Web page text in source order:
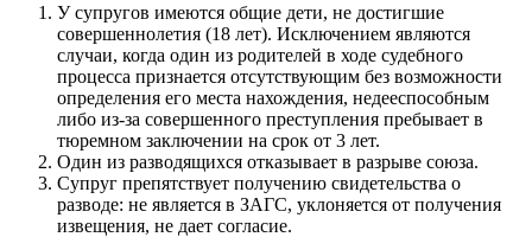
У супругов имеются общие дети, не достигшие
совершеннолетия (18 лет). Исключением являются
случаи, когда один из родителей в ходе судебного
процесса признается отсутствующим без возможности
определения его места нахождения, недееспособным
либо из-за совершенного преступления пребывает в
тюремном заключении на срок от 3 лет.
Один из разводящихся отказывает в разрыве союза.
Супруг препятствует получению свидетельства о
разводе: не является в ЗАГС, уклоняется от получения
извещения, не дает согласие.